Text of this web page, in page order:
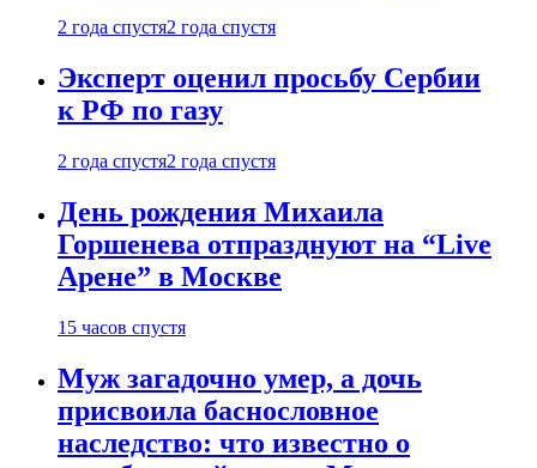
2 года спустя2 года спустя
Эксперт оценил просьбу Сербии
к РФ по газу
2 года спустя2 года спустя
День рождения Михаила
Горшенева отпразднуют на “Live
Арене” в Москве
15 часов спустя
Муж загадочно умер, а дочь
присвоила баснословное
наследство: что известно о